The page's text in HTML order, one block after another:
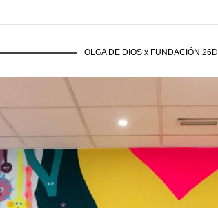
OLGA DE DIOS x FUNDACIÓN 26D